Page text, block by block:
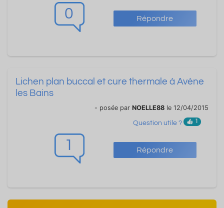
0 Répondre
1 Répondre
Lichen plan buccal et cure thermale à Avène
les Bains
- posée par NOELLE88 le 12/04/2015
Question utile ?